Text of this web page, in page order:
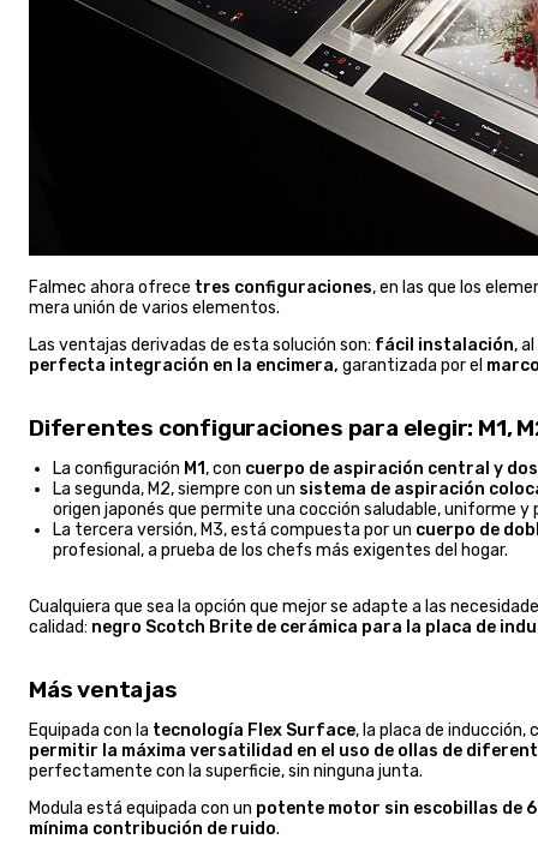
Falmec ahora ofrece tres configuraciones, en las que los
mera unión de varios elementos.
Las ventajas derivadas de esta solución son: fácil instalación,
perfecta integración en la encimera, garantizada por el
Diferentes configuraciones para elegir: M1,
La configuración M1, con cuerpo de aspiración central y
La segunda, M2, siempre con un sistema de aspiración
origen japonés que permite una cocción saludable, uniforme
La tercera versión, M3, está compuesta por un cuerpo de
profesional, a prueba de los chefs más exigentes del hogar.
Cualquiera que sea la opción que mejor se adapte a las
calidad: negro Scotch Brite de cerámica para la placa de
Más ventajas
Equipada con la tecnología Flex Surface, la placa de inducción,
permitir la máxima versatilidad en el uso de ollas de
perfectamente con la superficie, sin ninguna junta.
Modula está equipada con un potente motor sin escobillas de
mínima contribución de ruido.